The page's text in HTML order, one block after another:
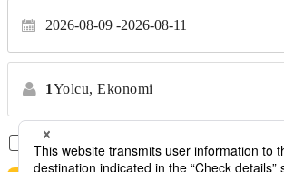
2026-08-09 2026-08-11
1Yolcu, Ekonomi
Sadece Aktarmasız Uçuşlar *Transfer yok